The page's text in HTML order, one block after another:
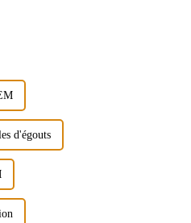
d'égouts